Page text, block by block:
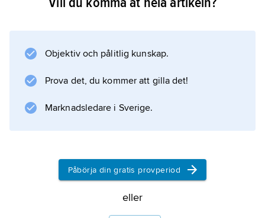
olika händelser.
komplementhändelse
Objektiv och pålitlig kunskap.
Prova det, du kommer att gilla det!
Marknadsledare i Sverige.
Påbörja din gratis provperiod
eller